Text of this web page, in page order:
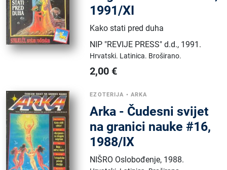
1991/XI
Kako stati pred duha
NIP "REVIJE PRESS" d.d., 1991.
Hrvatski. Latinica. Broširano.
2,00 €
EZOTERIJA • ARKA
Arka - Čudesni svijet
na granici nauke #16,
1988/IX
NIŠRO Oslobođenje, 1988.